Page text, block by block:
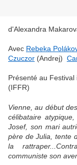
d'Alexandra
Avec Rebeka
Czuczor (Andrej)
Présenté au
(IFFR)
Vienne, au début
célibataire
Josef, son mari
père de Julia, tente
la
communiste son